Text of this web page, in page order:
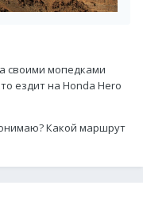
своими мопедками
ездит на Honda Hero
Какой маршрут